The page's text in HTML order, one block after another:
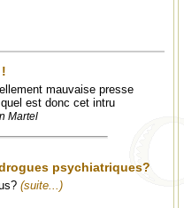
mauvaise presse
est donc cet intru
Martel
psychiatriques?
(suite...)